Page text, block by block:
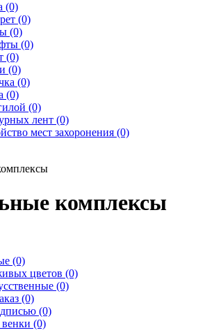
(0)
(0)
(0)
(0)
(0)
(0)
(0)
(0)
(0)
лент (0)
мест захоронения (0)
комплексы
(0)
цветов (0)
(0)
(0)
(0)
(0)